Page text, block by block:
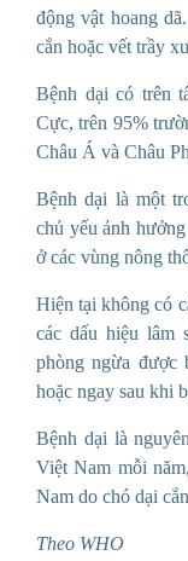
động vật hoang
cắn hoặc vết trầy
Bệnh dại có trên
Cực, trên 95%
Châu Á và Châu
Bệnh dại là một
chủ yếu ảnh
ở các vùng nông
Hiện tại không có
các dấu hiệu lâm
phòng ngừa được
hoặc ngay sau khi
Bệnh dại là
Việt Nam mỗi
Nam do chó dại
Theo WHO